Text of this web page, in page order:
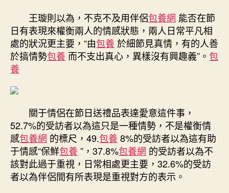
王璇則以為，不克不及用伴侶包養網 能否在節
日有表現來權衡兩人的情感狀態，兩人日常平凡相
處的狀況更主要，“由包養於細節見真情，有的人善
於搞情勢包養 而不支出真心，異樣沒有興趣義”。 包
養
關于情侶在節日送禮品表達愛意這件事，
52.7%的受訪者以為這只是一種情勢，不是權衡情
感包養網 的標尺，49.包養8%的受訪者以為這有助
于情感“保鮮包養”，37.8%包養網 的受訪者以為不
該對此過于重視，日常相處更主要，32.6%的受訪
者以為伴侶間有所表現是重視對方的表示。